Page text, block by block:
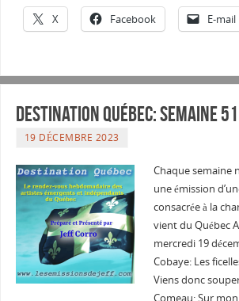
X Facebook E-mail
Destination Québec: Semaine
19 DÉCEMBRE 2023
Chaque semaine
une émission
consacrée à la
vient du Québec
mercredi 19
Cobaye: Les
Viens donc
Comeau: Sur